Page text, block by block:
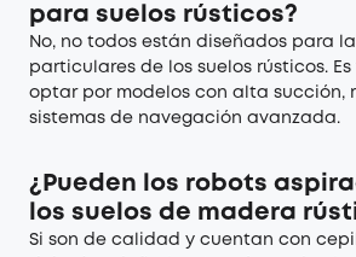
para suelos rústicos?
No, no todos están diseñados para
particulares de los suelos rústicos.
optar por modelos con alta succión,
sistemas de navegación avanzada.
¿Pueden los robots
los suelos de madera
Si son de calidad y cuentan con